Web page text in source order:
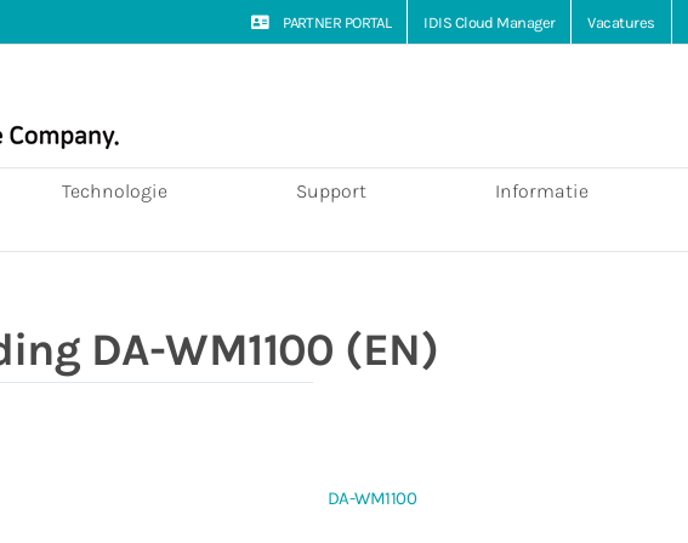
PARTNER PORTAL IDIS Cloud Manager Vacatures
Technologie Support Informatie
DA-WM1100 (EN)
DA-WM1100